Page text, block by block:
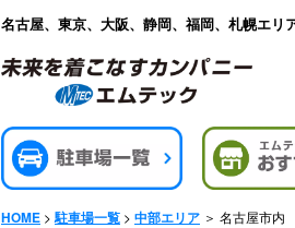
名古屋、東京、大阪、静岡、福岡、札幌エリ
HOME > 駐車場一覧 > 中部エリア ＞ 名古屋市内